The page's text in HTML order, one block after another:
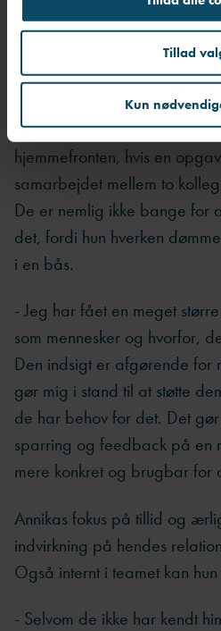
Tillad
Kun
Tillid og tryghed er
mit lederskab
Den tætte relation til
som en stor gevinst i
træde til og hjælpe, hvis der
hjemmefronten, hvis en
samarbejdet mellem to
De er nemlig ikke bange for
det, fordi hun hverken
i en bås.
- Jeg har fået en meget
som mennesker og hvorfor,
Den indsigt er afgørende for
gør mig i stand til at støtte
de har behov for det. Det
sparring og feedback på en
mere konkret og brugbar for
Annikas fokus på tillid og
indvirkning på hendes
Også internt i teamet kan
- Selvom de ikke har kendt